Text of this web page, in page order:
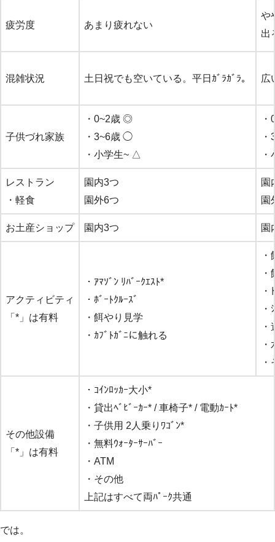
疲労度 あまり疲れない
や
出
混雑状況 土日祝でも空いている。平日ｶﾞﾗｶﾞﾗ。 広
子供づれ家族
・0~2歳 ◎
・3~6歳 ◯
・小学生~ △
レストラン
・軽食
園内3つ
園外6つ
園
園
お土産ショップ 園内3つ 園
アクティビティ
「*」は有料
・ｱﾏｿﾞﾝ ﾘﾊﾞｰｸｴｽﾄ*
・ﾎﾞｰﾄｸﾙｰｽﾞ
・餌やり見学
・ｶﾌﾞﾄｶﾞﾆに触れる
その他設備
「*」は有料
・ｺｲﾝﾛｯｶｰ大小*
・貸出ﾍﾞﾋﾞｰｶｰ* / 車椅子* / 電動ｶｰﾄ*
・子供用 2人乗りﾜｺﾞﾝ*
・無料ｳｫｰﾀｰｻｰﾊﾞｰ
・ATM
・その他
上記はすべて両ﾊﾟｰｸ共通
では。